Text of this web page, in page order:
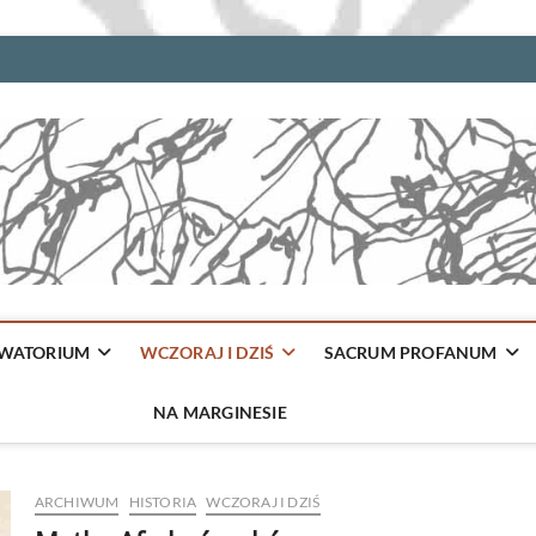
WCZORAJ I DZIŚ SACRUM PROFANUM
NA MARGINESIE
ARCHIWUM HISTORIA WCZORAJ I DZIŚ